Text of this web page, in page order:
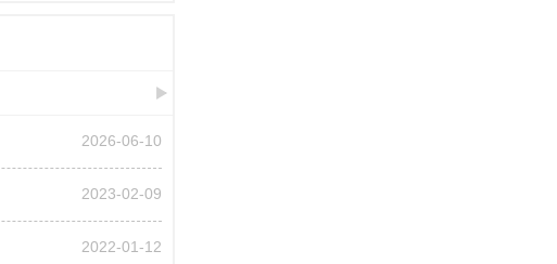
2026-06-10
2023-02-09
2022-01-12